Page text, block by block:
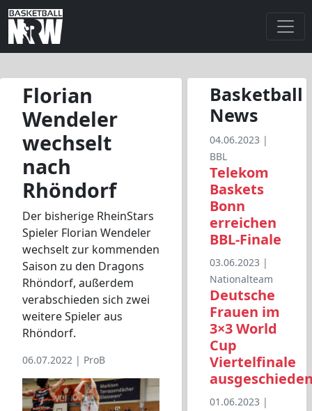
Florian
Wendeler
wechselt
nach
Rhöndorf
Der bisherige RheinStars
Spieler Florian Wendeler
wechselt zur kommenden
Saison zu den Dragons
Rhöndorf, außerdem
verabschieden sich zwei
weitere Spieler aus
Rhöndorf.
06.07.2022 | ProB
Basketball
News
04.06.2023 |
BBL
Telekom
Baskets
Bonn
erreichen
BBL-Finale
03.06.2023 |
Nationalteam
Deutsche
Frauen im
3×3 World
Cup
Viertelfinale
01.06.2023 |